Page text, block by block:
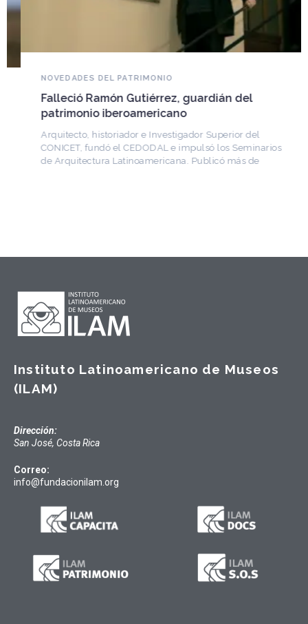
NOVEDADES DEL PATRIMONIO
Falleció Ramón Gutiérrez, guardián del
patrimonio iberoamericano
Arquitecto, historiador e Investigador Superior del
CONICET, fundó el CEDODAL e impulsó los Seminarios
de Arquitectura Latinoamericana. Publicó más de
Instituto Latinoamericano de Museos
(ILAM)
Dirección:
San José, Costa Rica
Correo:
info@fundacionilam.org